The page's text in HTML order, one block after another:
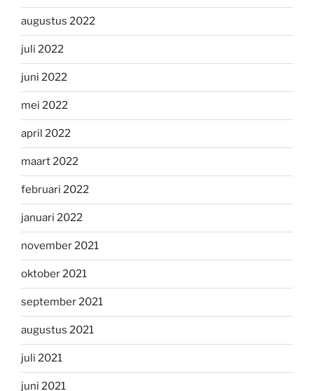
augustus 2022
juli 2022
juni 2022
mei 2022
april 2022
maart 2022
februari 2022
januari 2022
november 2021
oktober 2021
september 2021
augustus 2021
juli 2021
juni 2021